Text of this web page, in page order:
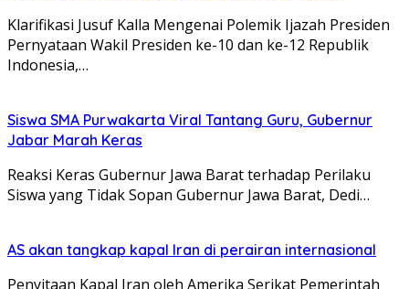
Klarifikasi Jusuf Kalla Mengenai Polemik Ijazah Presiden
Pernyataan Wakil Presiden ke-10 dan ke-12 Republik
Indonesia,…
Siswa SMA Purwakarta Viral Tantang Guru, Gubernur
Jabar Marah Keras
Reaksi Keras Gubernur Jawa Barat terhadap Perilaku
Siswa yang Tidak Sopan Gubernur Jawa Barat, Dedi…
AS akan tangkap kapal Iran di perairan internasional
Penyitaan Kapal Iran oleh Amerika Serikat Pemerintah